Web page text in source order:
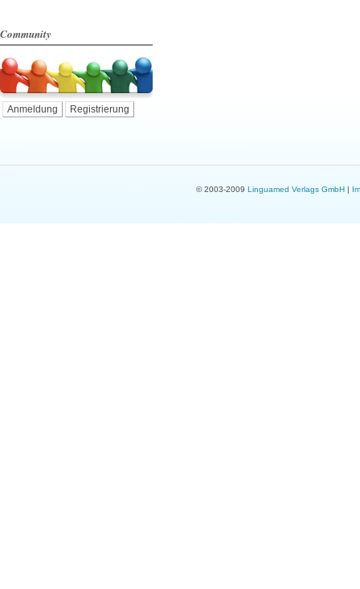
Community
Anmeldung Registrierung
© 2003-2009 Linguamed Verlags GmbH|